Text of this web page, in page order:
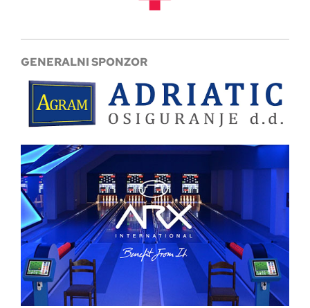
GENERALNI SPONZOR